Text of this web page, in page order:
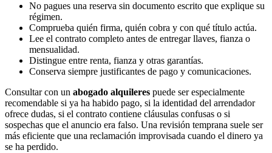
No pagues una reserva sin documento escrito que explique su
régimen.
Comprueba quién firma, quién cobra y con qué título actúa.
Lee el contrato completo antes de entregar llaves, fianza o
mensualidad.
Distingue entre renta, fianza y otras garantías.
Conserva siempre justificantes de pago y comunicaciones.
Consultar con un abogado alquileres puede ser especialmente
recomendable si ya ha habido pago, si la identidad del arrendador
ofrece dudas, si el contrato contiene cláusulas confusas o si
sospechas que el anuncio era falso. Una revisión temprana suele ser
más eficiente que una reclamación improvisada cuando el dinero ya
se ha perdido.